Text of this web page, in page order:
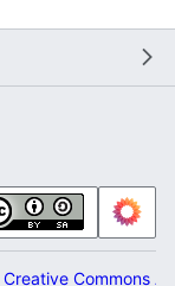
Creative Commons